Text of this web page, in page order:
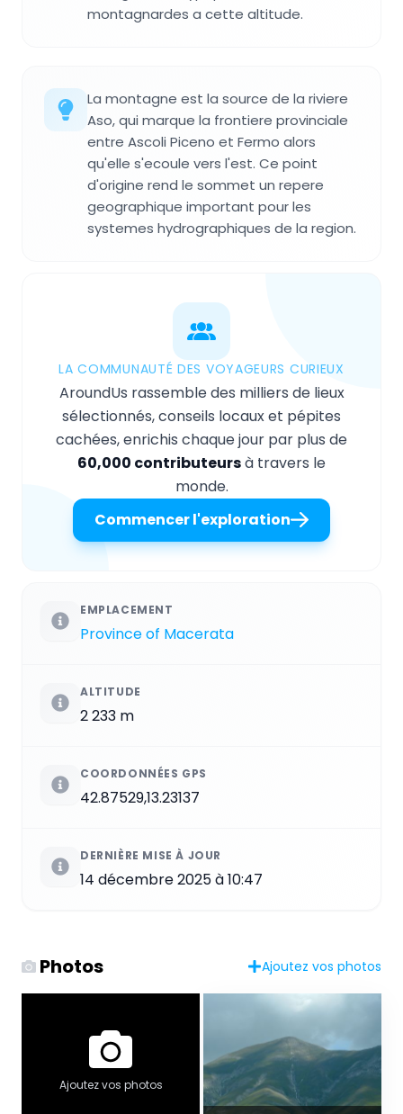
montagnardes a cette altitude.
La montagne est la source de la riviere
Aso, qui marque la frontiere provinciale
entre Ascoli Piceno et Fermo alors
qu'elle s'ecoule vers l'est. Ce point
d'origine rend le sommet un repere
geographique important pour les
systemes hydrographiques de la region.
LA COMMUNAUTÉ DES VOYAGEURS CURIEUX
AroundUs rassemble des milliers de lieux
sélectionnés, conseils locaux et pépites
cachées, enrichis chaque jour par plus de
60,000 contributeursà travers le
monde.
Commencer l'exploration
EMPLACEMENT
Province of Macerata
ALTITUDE
2 233 m
COORDONNÉES GPS
42.87529,13.23137
DERNIÈRE MISE À JOUR
14 décembre 2025 à 10:47
Photos Ajoutez vos photos
Ajoutez vos photos